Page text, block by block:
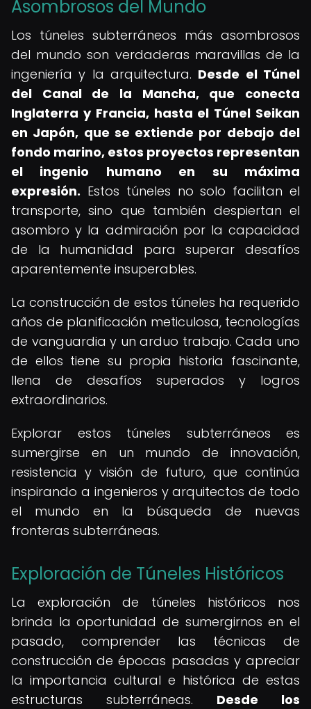
Asombrosos del Mundo
Los túneles subterráneos más asombrosos
del mundo son verdaderas maravillas de la
ingeniería y la arquitectura. Desde el Túnel
del Canal de la Mancha, que conecta
Inglaterra y Francia, hasta el Túnel Seikan
en Japón, que se extiende por debajo del
fondo marino, estos proyectos representan
el ingenio humano en su máxima
expresión. Estos túneles no solo facilitan el
transporte, sino que también despiertan el
asombro y la admiración por la capacidad
de la humanidad para superar desafíos
aparentemente insuperables.
La construcción de estos túneles ha requerido
años de planificación meticulosa, tecnologías
de vanguardia y un arduo trabajo. Cada uno
de ellos tiene su propia historia fascinante,
llena de desafíos superados y logros
extraordinarios.
Explorar estos túneles subterráneos es
sumergirse en un mundo de innovación,
resistencia y visión de futuro, que continúa
inspirando a ingenieros y arquitectos de todo
el mundo en la búsqueda de nuevas
fronteras subterráneas.
Exploración de Túneles Históricos
La exploración de túneles históricos nos
brinda la oportunidad de sumergirnos en el
pasado, comprender las técnicas de
construcción de épocas pasadas y apreciar
la importancia cultural e histórica de estas
estructuras subterráneas. Desde los